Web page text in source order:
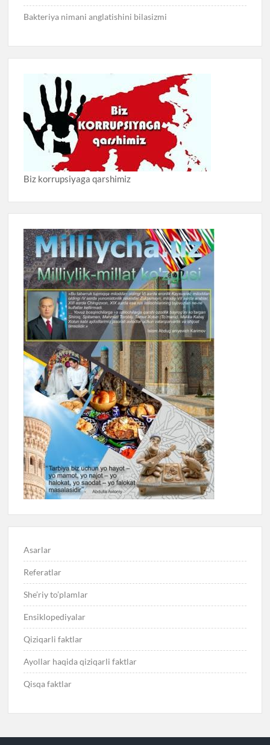
Bakteriya nimani anglatishini bilasizmi
Biz korrupsiyaga qarshimiz
Asarlar
Referatlar
She’riy to’plamlar
Ensiklopediyalar
Qiziqarli faktlar
Ayollar haqida qiziqarli faktlar
Qisqa faktlar